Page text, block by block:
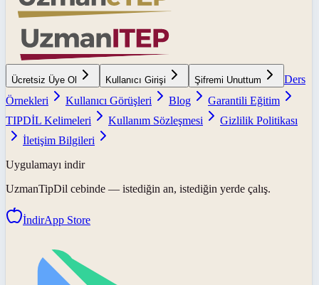
Ücretsiz Üye Ol Kullanıcı Girişi Şifremi Unuttum
Ders
Örnekleri
Kullanıcı Görüşleri Blog
Garantili Eğitim
TIPDİL Kelimeleri
Kullanım Sözleşmesi
Gizlilik Politikası
İletişim Bilgileri
Uygulamayı indir
UzmanTipDil cebinde — istediğin an, istediğin yerde çalış.
İndirApp Store